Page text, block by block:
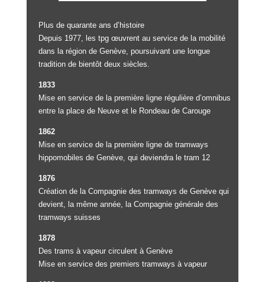
Plus de quarante ans d’histoire
Depuis 1977, les tpg œuvrent au service de la mobilité
dans la région de Genève, poursuivant une longue
tradition de bientôt deux siècles.
1833
Mise en service de la première ligne régulière d’omnibus
entre la place de Neuve et le Rondeau de Carouge
1862
Mise en service de la première ligne de tramways
hippomobiles de Genève, qui deviendra le tram 12
1876
Création de la Compagnie des tramways de Genève qui
devient, la même année, la Compagnie générale des
tramways suisses
1878
Des trams à vapeur circulent à Genève
Mise en service des premiers tramways à vapeur